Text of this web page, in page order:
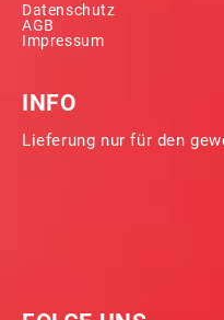
Datenschutz
AGB
Impressum
INFO
Lieferung nur für den